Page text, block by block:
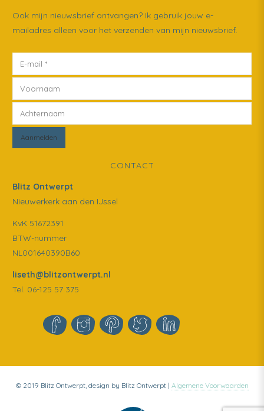
Ook mijn nieuwsbrief ontvangen? Ik gebruik jouw e-
mailadres alleen voor het verzenden van mijn nieuwsbrief.
CONTACT
Blitz Ontwerpt
Nieuwerkerk aan den IJssel
KvK 51672391
BTW-nummer
NL001640390B60
liseth@blitzontwerpt.nl
Tel. 06-125 57 375
© 2019 Blitz Ontwerpt, design by Blitz Ontwerpt | Algemene Voorwaarden